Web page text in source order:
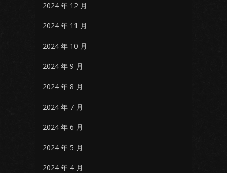
2024 年 12 月
2024 年 11 月
2024 年 10 月
2024 年 9 月
2024 年 8 月
2024 年 7 月
2024 年 6 月
2024 年 5 月
2024 年 4 月